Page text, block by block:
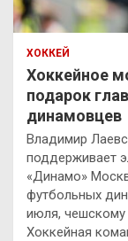
ХОККЕЙ
Хоккейное
подарок
динамовцев
Владимир
поддерживает
«Динамо»
футбольных
июля, чешскому
Хоккейная